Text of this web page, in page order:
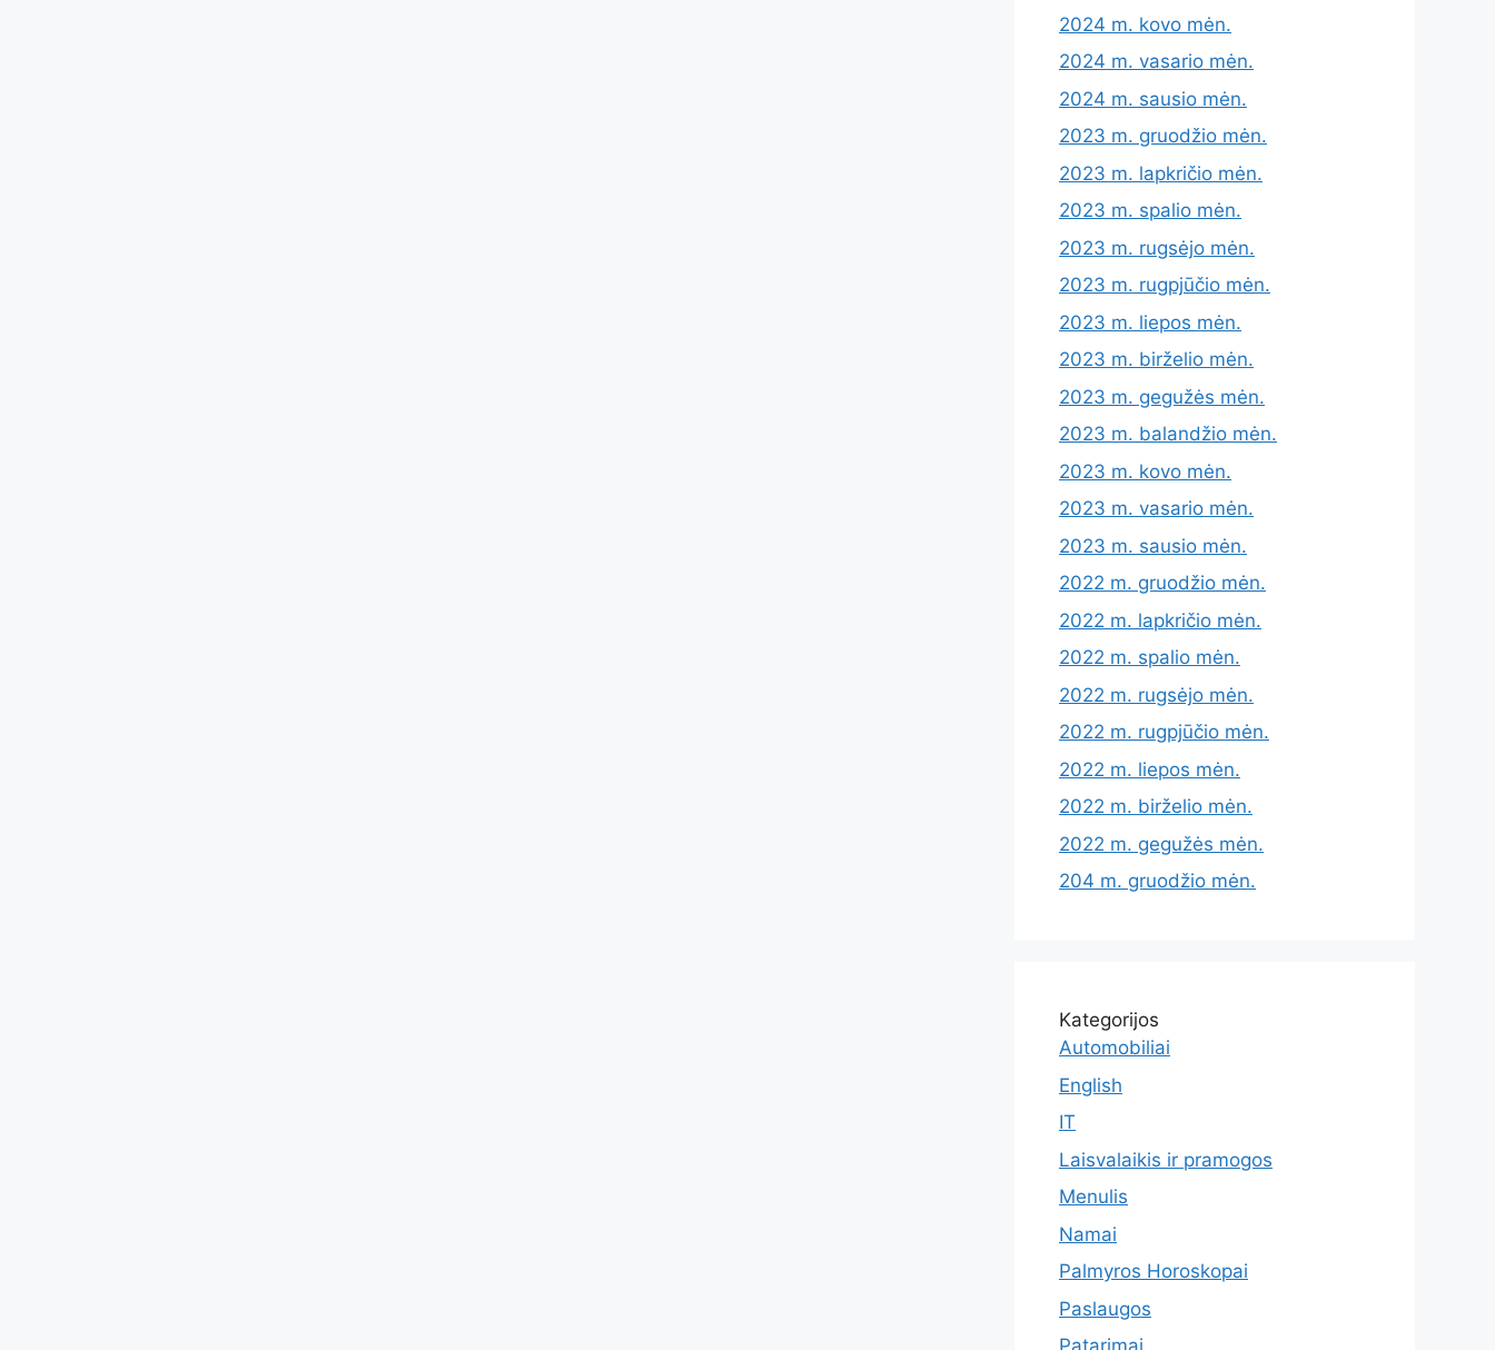
2024 m. kovo mėn.
2024 m. vasario mėn.
2024 m. sausio mėn.
2023 m. gruodžio mėn.
2023 m. lapkričio mėn.
2023 m. spalio mėn.
2023 m. rugsėjo mėn.
2023 m. rugpjūčio mėn.
2023 m. liepos mėn.
2023 m. birželio mėn.
2023 m. gegužės mėn.
2023 m. balandžio mėn.
2023 m. kovo mėn.
2023 m. vasario mėn.
2023 m. sausio mėn.
2022 m. gruodžio mėn.
2022 m. lapkričio mėn.
2022 m. spalio mėn.
2022 m. rugsėjo mėn.
2022 m. rugpjūčio mėn.
2022 m. liepos mėn.
2022 m. birželio mėn.
2022 m. gegužės mėn.
204 m. gruodžio mėn.
Kategorijos
Automobiliai
English
IT
Laisvalaikis ir pramogos
Menulis
Namai
Palmyros Horoskopai
Paslaugos